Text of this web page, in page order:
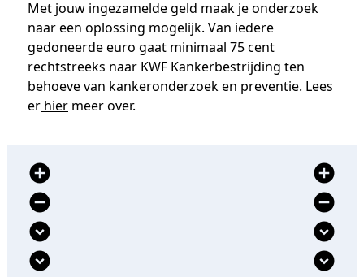
Met jouw ingezamelde geld maak je onderzoek
naar een oplossing mogelijk. Van iedere
gedoneerde euro gaat minimaal 75 cent
rechtstreeks naar KWF Kankerbestrijding ten
behoeve van kankeronderzoek en preventie. Lees
er hier meer over.
add_circle
remove_circle
expand_circle_down
expand_circle_down
add_circle
remove_circle
expand_circle_down
expand_circle_down